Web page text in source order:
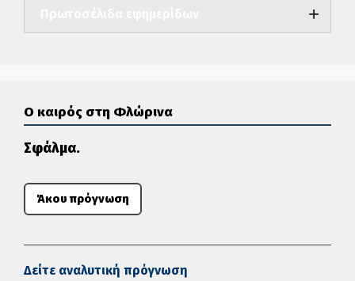
Ο καιρός στη Φλώρινα
Σφάλμα.
Άκου πρόγνωση
Δείτε αναλυτική πρόγνωση